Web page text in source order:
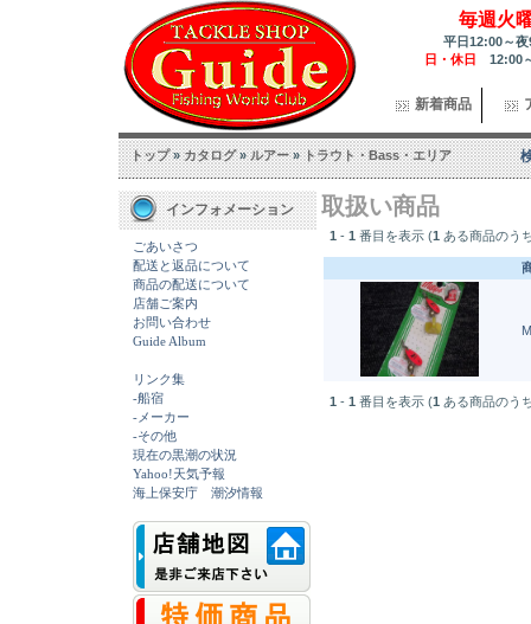
毎週火
平日12:00～
日・休日 12:00
新着商品
トップ»カタログ»ルアー»トラウト・Bass・エリア
インフォメーション
ごあいさつ
配送と返品について
商品の配送について
店舗ご案内
お問い合わせ
Guide Album
リンク集
-船宿
-メーカー
-その他
現在の黒潮の状況
Yahoo!天気予報
海上保安庁 潮汐情報
取扱い商品
1 - 1 番目を表示 (1 ある商品のう
1 - 1 番目を表示 (1 ある商品のう